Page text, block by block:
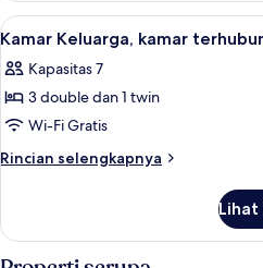
Quadruple
Keluarga
Lihat
semua
foto
untuk
Kamar
Keluarga,
1
Kamar Keluarga, kamar
Kapasitas 7
3 double dan 1 twin
Wi-Fi Gratis
Rincian selengkapnya
Rincian
Kamar
Keluarga,
Lihat